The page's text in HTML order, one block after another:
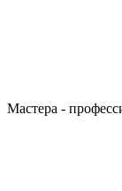
Мастера -